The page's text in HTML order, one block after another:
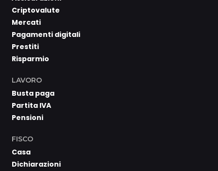
Criptovalute
Mercati
Pagamenti digitali
Prestiti
Risparmio
LAVORO
Busta paga
Partita IVA
Pensioni
FISCO
Casa
Dichiarazioni